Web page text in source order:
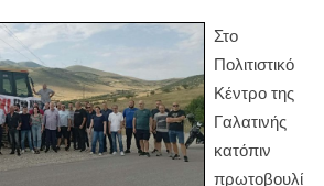
Στο
Πολιτιστικό
Κέντρο της
Γαλατινής
κατόπιν
πρωτοβουλί